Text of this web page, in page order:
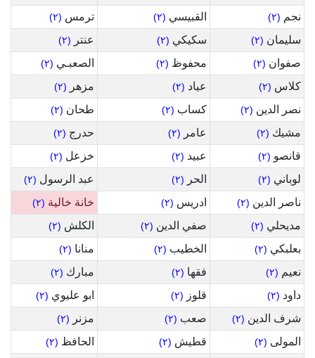
نجم (٢) القبيسي (٢) ترمس (٢)
سليمان (٢) سكيكي (٢) عنتر (٢)
صفوان (٢) محفوظ (٢) الصعبـي (٢)
كلاس (٢) عياد (٢) مزهر (٢)
نصر الدين (٢) كساب (٢) طحان (٢)
مشيك (٢) عامر (٢) حدرج (٢)
قانصو (٢) عبيد (٢) خزعل (٢)
لوباني (٢) الحر (٢) عبد الرسول (٢)
ناصر الدين (٢) ادريس (٢) خانة خالية (٢)
مديحلي (٢) صفي الدين (٢) الكلش (٢)
بعلبكي (٢) الخطيب (٢) منانا (٢)
نعيم (٢) فقها (٢) مبارك (٢)
داود (٢) قلوز (٢) ابو عليوي (٢)
شرف الدين (٢) صعب (٢) مزنر (٢)
المولى (٢) قطيش (٢) الحافظ (٢)